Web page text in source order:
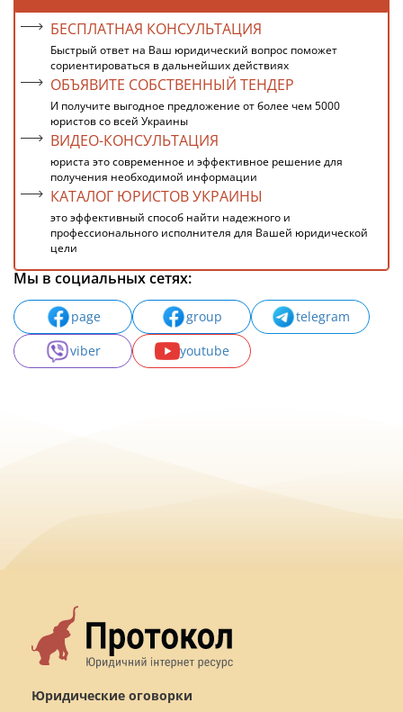
БЕСПЛАТНАЯ КОНСУЛЬТАЦИЯ
Быстрый ответ на Ваш юридический вопрос поможет
сориентироваться в дальнейших действиях
ОБЪЯВИТЕ СОБСТВЕННЫЙ ТЕНДЕР
И получите выгодное предложение от более чем 5000
юристов со всей Украины
ВИДЕО-КОНСУЛЬТАЦИЯ
юриста это современное и эффективное решение для
получения необходимой информации
КАТАЛОГ ЮРИСТОВ УКРАИНЫ
это эффективный способ найти надежного и
профессионального исполнителя для Вашей юридической
цели
Мы в социальных сетях:
page group
telegram
viber
youtube
Юридические оговорки